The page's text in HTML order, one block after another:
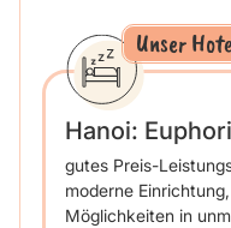
Unser
Hanoi:
gutes Preis-
moderne
Möglichkeiten in